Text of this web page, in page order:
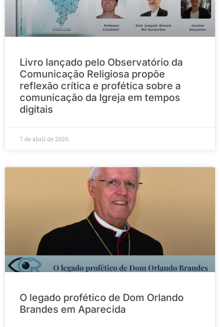
Livro lançado pelo Observatório da
Comunicação Religiosa propõe
reflexão crítica e profética sobre a
comunicação da Igreja em tempos
digitais
7 de abril de 2026
O legado profético de Dom Orlando
Brandes em Aparecida